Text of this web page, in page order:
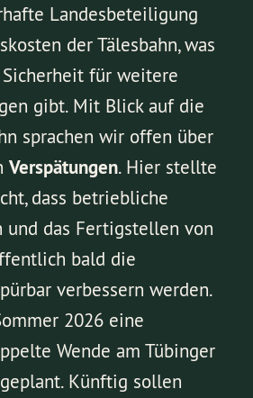
Landesbeteiligung
der Tälesbahn, was
für weitere
gibt. Mit Blick auf die
sprachen wir offen über
Verspätungen. Hier stellte
dass betriebliche
und das Fertigstellen von
bald die
verbessern werden.
2026 eine
Wende am Tübinger
Künftig sollen